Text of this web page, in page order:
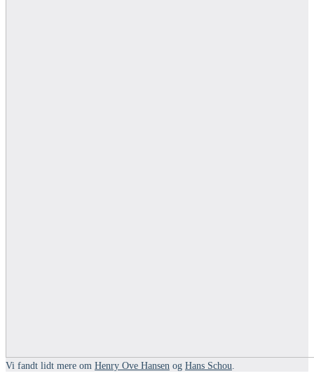
Vi fandt lidt mere om Henry Ove Hansen og Hans Schou